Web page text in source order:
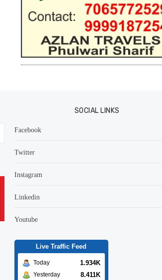
SEARCH
SOCIAL LINKS
Facebook
Twitter
Instagram
Linkedin
Youtube
Live Traffic Feed
Today 1.934K
Yesterday 8.411K